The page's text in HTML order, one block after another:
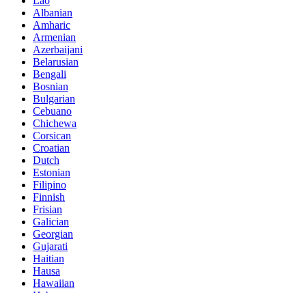
Albanian
Amharic
Armenian
Azerbaijani
Belarusian
Bengali
Bosnian
Bulgarian
Cebuano
Chichewa
Corsican
Croatian
Dutch
Estonian
Filipino
Finnish
Frisian
Galician
Georgian
Gujarati
Haitian
Hausa
Hawaiian